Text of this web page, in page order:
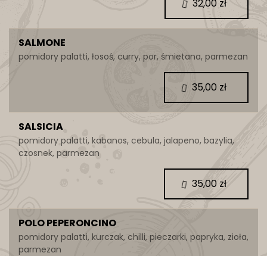
SALMONE
pomidory palatti, łosoś, curry, por, śmietana, parmezan
SALSICIA
pomidory palatti, kabanos, cebula, jalapeno, bazylia,
czosnek, parmezan
POLO PEPERONCINO
pomidory palatti, kurczak, chilli, pieczarki, papryka, zioła,
parmezan